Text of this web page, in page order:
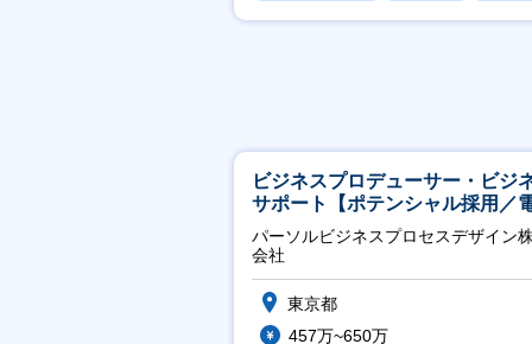
ビジネスプロデューサー・ビジ
サポート【ポテンシャル採用／
力・ガス等の民間向けプロジェ
推進】
パーソルビジネスプロセスデザイン
会社
東京都
457万~650万